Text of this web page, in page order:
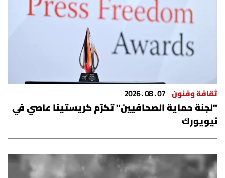
ثقافة وفنون
فصل من كتاب
كاميرا
سجالات
صحّة وصحن
ثقافة وفنون 07 . 08 . 2026
"لجنة حماية الصحافيين" تكرّم كريستينا عاصي في
نيويورك